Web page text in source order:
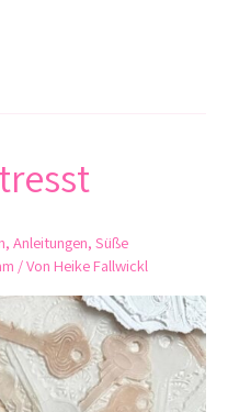
, Anleitungen, Süße
/ Von Heike Fallwickl